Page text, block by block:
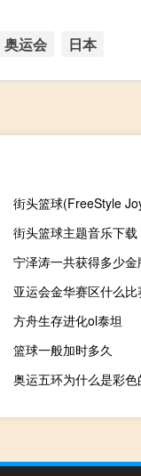
奥运会 日本
街头篮球(FreeStyle
街头篮球主题音乐下载
宁泽涛一共获得多少金
亚运会金华赛区什么比
方舟生存进化ol泰坦
篮球一般加时多久
奥运五环为什么是彩色